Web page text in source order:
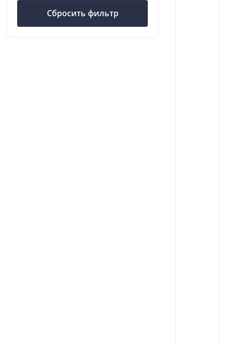
Сбросить фильтр